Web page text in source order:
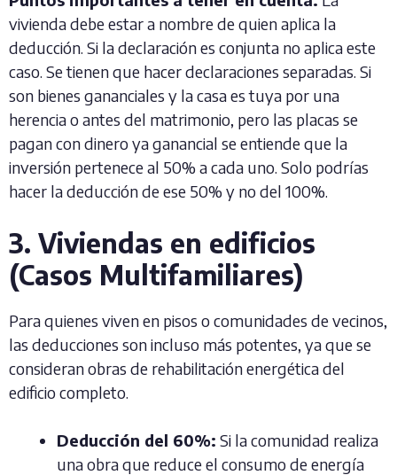
vivienda debe estar a nombre de quien aplica la
deducción. Si la declaración es conjunta no aplica este
caso. Se tienen que hacer declaraciones separadas. Si
son bienes gananciales y la casa es tuya por una
herencia o antes del matrimonio, pero las placas se
pagan con dinero ya ganancial se entiende que la
inversión pertenece al 50% a cada uno. Solo podrías
hacer la deducción de ese 50% y no del 100%.
3. Viviendas en edificios
(Casos Multifamiliares)
Para quienes viven en pisos o comunidades de vecinos,
las deducciones son incluso más potentes, ya que se
consideran obras de rehabilitación energética del
edificio completo.
Deducción del 60%: Si la comunidad realiza
una obra que reduce el consumo de energía